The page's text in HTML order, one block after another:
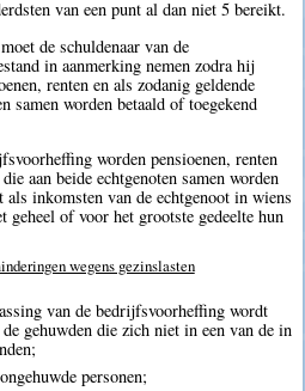
van een punt al dan niet 5 bereikt.
de schuldenaar van de
in aanmerking nemen zodra hij
renten en als zodanig geldende
samen worden betaald of toegekend
worden pensioenen, renten
aan beide echtgenoten samen worden
als inkomsten van de echtgenoot in wiens
geheel of voor het grootste gedeelte hun
wegens gezinslasten
van de bedrijfsvoorheffing wordt
gehuwden die zich niet in een van de in
personen;